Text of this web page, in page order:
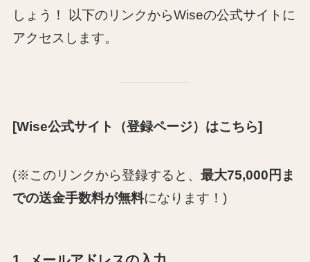
しょう！ 以下のリンクからWiseの公式サイトに
アクセスします。
[Wise公式サイト（登録ページ）はこちら]
(※このリンクから登録すると、 最大75,000円ま
での送金手数料が無料になります！)